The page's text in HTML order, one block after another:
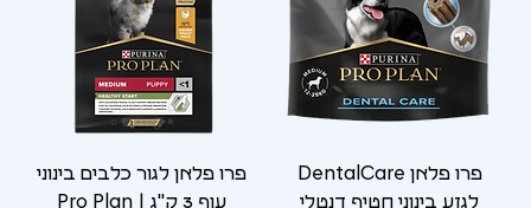
פרו פלאן DentalCare
לגזע בינוני חטיף דנטלי
פרו פלאן לגור כלבים בינוני
עוף 3 ק"ג | Pro Plan